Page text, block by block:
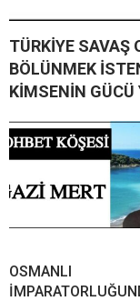
TÜRKİYE SAVAŞ
BÖLÜNMEK
KİMSENİN GÜCÜ
OSMANLI